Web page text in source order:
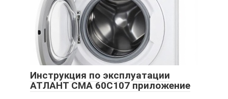
Инструкция по эксплуатации
АТЛАНТ СМА 60С107 приложение